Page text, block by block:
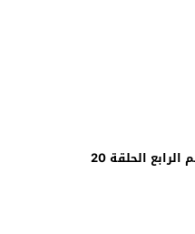
الحلقة 20